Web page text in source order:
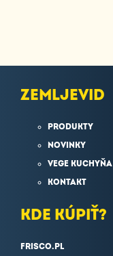
ZEMLJEVID
PRODUKTY
NOVINKY
VEGE KUCHYŇA
KONTAKT
KDE KÚPIŤ?
FRISCO.PL